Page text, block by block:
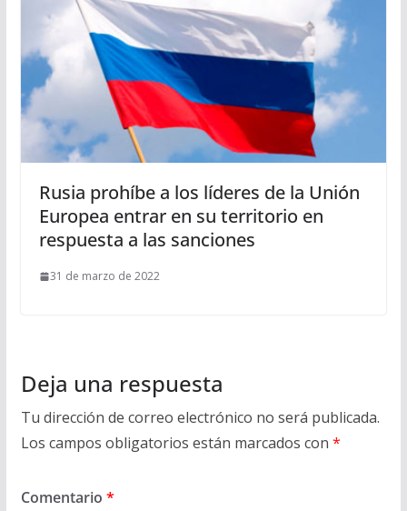
Rusia prohíbe a los líderes de la Unión
Europea entrar en su territorio en
respuesta a las sanciones
31 de marzo de 2022
Deja una respuesta
Tu dirección de correo electrónico no será publicada.
Los campos obligatorios están marcados con *
Comentario *